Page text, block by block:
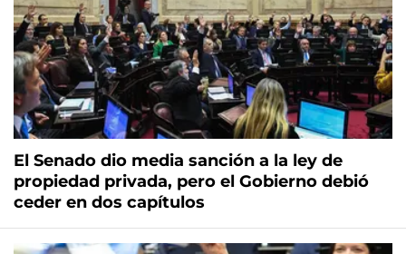
El Senado dio media sanción a la ley de
propiedad privada, pero el Gobierno debió
ceder en dos capítulos